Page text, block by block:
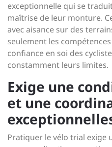
exceptionnelle qui se
maîtrise de leur monture.
avec aisance sur des
seulement les
confiance en soi des
constamment leurs limites.
Exige une
et une
Pratiquer le vélo trial exige